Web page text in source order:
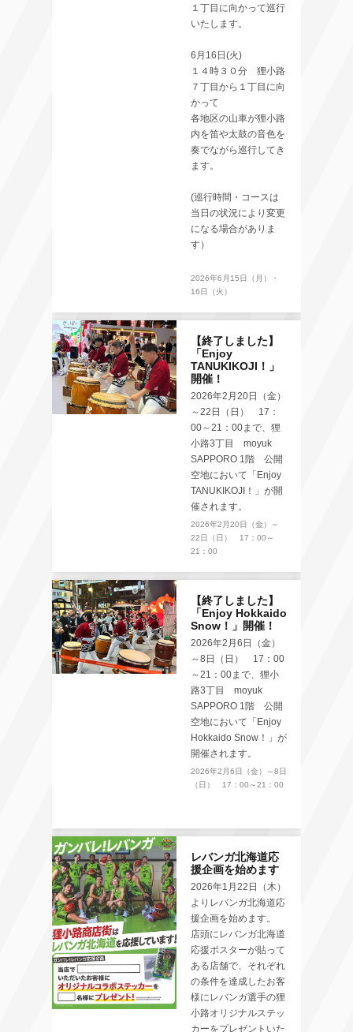
１丁目に向かって巡行
いたします。
6月16日(火)
１４時３０分 狸小路
７丁目から１丁目に向
かって
各地区の山車が狸小路
内を笛や太鼓の音色を
奏でながら巡行してき
ます。
(巡行時間・コースは
当日の状況により変更
になる場合がありま
す）
2026年6月15日（月）・
16日（火）
【終了しました】
「Enjoy
TANUKIKOJI！」
開催！
2026年2月20日（金）
～22日（日） 17：
00～21：00まで、狸
小路3丁目 moyuk
SAPPORO 1階 公開
空地において「Enjoy
TANUKIKOJI！」が開
催されます。
2026年2月20日（金）～
22日（日） 17：00～
21：00
【終了しました】
「Enjoy Hokkaido
Snow！」開催！
2026年2月6日（金）
～8日（日） 17：00
～21：00まで、狸小
路3丁目 moyuk
SAPPORO 1階 公開
空地において「Enjoy
Hokkaido Snow！」が
開催されます。
2026年2月6日（金）～8日
（日） 17：00～21：00
レバンガ北海道応
援企画を始めます
2026年1月22日（木）
よりレバンガ北海道応
援企画を始めます。
店頭にレバンガ北海道
応援ポスターが貼って
ある店舗で、それぞれ
の条件を達成したお客
様にレバンガ選手の狸
小路オリジナルステッ
カーをプレゼントいた